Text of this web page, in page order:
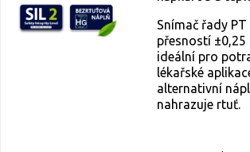
Snímač řady
přesností ±0,25
ideální pro
lékařské
alternativní
nahrazuje rtuť.